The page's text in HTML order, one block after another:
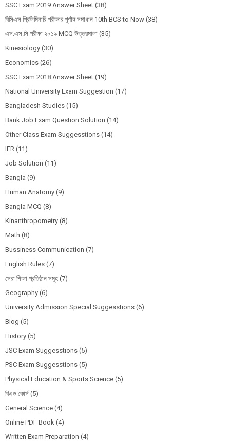
SSC Exam 2019 Answer Sheet (38)
বিসিএস প্রিলিমিনারি পরীক্ষার পূর্ণাঙ্গ সমাধান 10th BCS to Now (38)
এস.এস.সি পরীক্ষা ২০১৯ MCQ উত্তরমালা (35)
Kinesiology (30)
Economics (26)
SSC Exam 2018 Answer Sheet (19)
National University Exam Suggestion (17)
Bangladesh Studies (15)
Bank Job Exam Question Solution (14)
Other Class Exam Suggesstions (14)
IER (11)
Job Solution (11)
Bangla (9)
Human Anatomy (9)
Bangla MCQ (8)
Kinanthropometry (8)
Math (8)
Bussiness Communication (7)
English Rules (7)
সেরা শিক্ষা প্রতিষ্ঠান সমূহ (7)
Geography (6)
University Admission Special Suggesstions (6)
Blog (5)
History (5)
JSC Exam Suggesstions (5)
PSC Exam Suggesstions (5)
Physical Education & Sports Science (5)
বিএড কোর্স (5)
General Science (4)
Online PDF Book (4)
Written Exam Preparation (4)